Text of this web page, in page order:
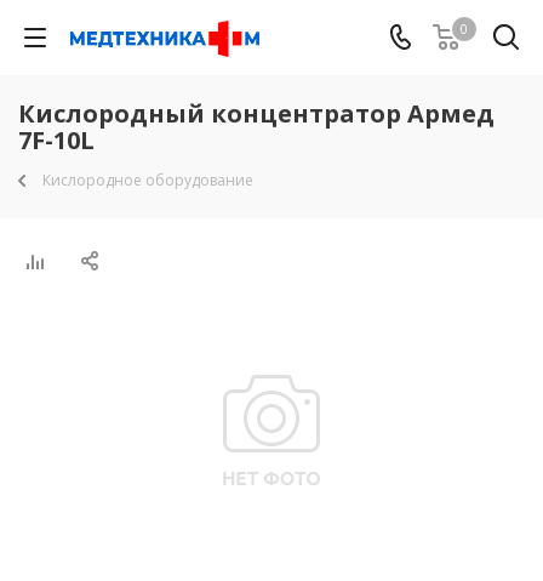
0
Кислородный концентратор Армед
7F-10L
Кислородное оборудование